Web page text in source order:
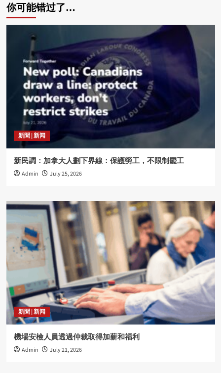
你可能错过了…
新聞 | 新闻
新民調：加拿大人劃下界線：保護勞工，不限制罷工
Admin July 25, 2026
新聞 | 新闻
機場安檢人員透過仲裁取得加薪和福利
Admin July 21, 2026